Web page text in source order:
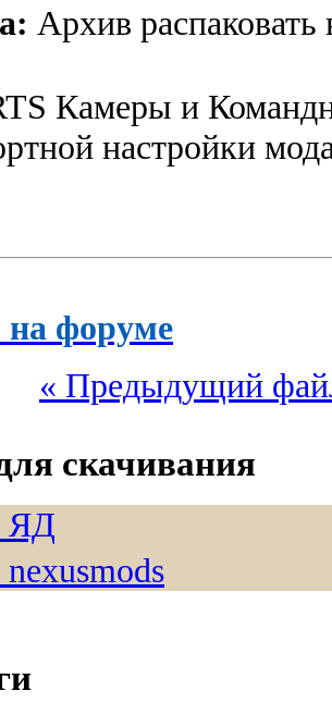
Архив
Камеры и
настройки
на форуме
« Предыдущий
скачивания
ЯД